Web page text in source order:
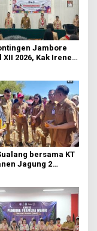
Jambore
2026, Kak Irene:
bersama KT
Jagung 2